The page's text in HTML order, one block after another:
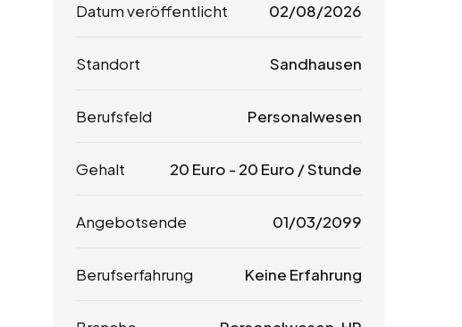
Datum veröffentlicht 02/08/2026
Standort Sandhausen
Berufsfeld Personalwesen
Gehalt 20 Euro - 20 Euro / Stunde
Angebotsende 01/03/2099
Berufserfahrung Keine Erfahrung